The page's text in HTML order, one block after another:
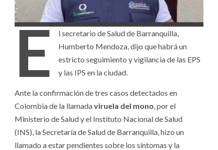
E
l secretario de Salud de Barranquilla,
Humberto Mendoza, dijo que habrá un
estricto seguimiento y vigilancia de las EPS
y las IPS en la ciudad.
Ante la confirmación de tres casos detectados en
Colombia de la llamadaviruela del mono , por el
Ministerio de Salud y el Instituto Nacional de Salud
(INS), la Secretaría de Salud de Barranquilla, hizo un
llamado a estar pendientes sobre los síntomas y la